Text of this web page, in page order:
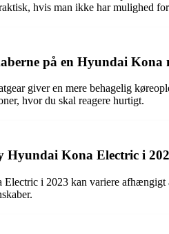
hvis man ikke har mulighed
på en Hyundai Kona
giver en mere behagelig
hvor du skal reagere hurtigt.
Hyundai Kona Electric i
i 2023 kan variere